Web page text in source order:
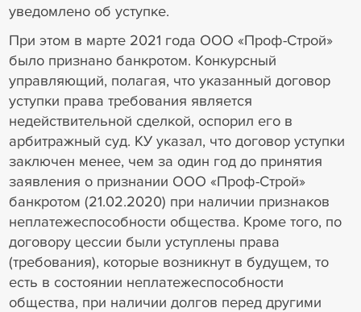
уведомлено об уступке.
При этом в марте 2021 года ООО «Проф-Строй»
было признано банкротом. Конкурсный
управляющий, полагая, что указанный договор
уступки права требования является
недействительной сделкой, оспорил его в
арбитражный суд. КУ указал, что договор уступки
заключен менее, чем за один год до принятия
заявления о признании ООО «Проф-Строй»
банкротом (21.02.2020) при наличии признаков
неплатежеспособности общества. Кроме того, по
договору цессии были уступлены права
(требования), которые возникнут в будущем, то
есть в состоянии неплатежеспособности
общества, при наличии долгов перед другими